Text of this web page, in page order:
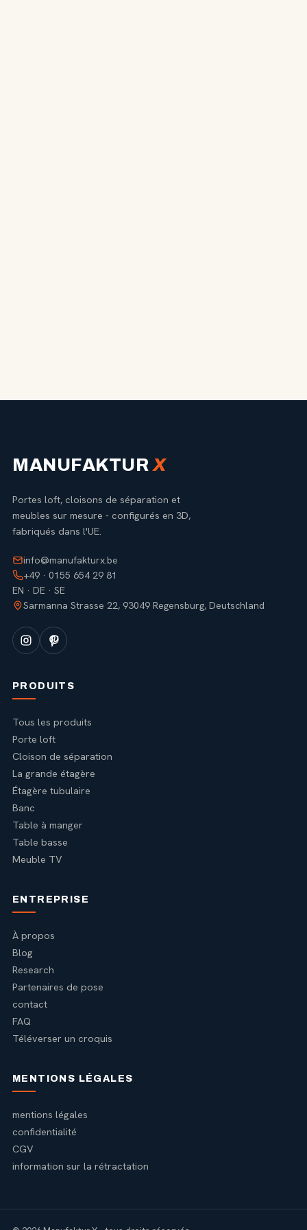
MANUFAKTUR X
Portes loft, cloisons de séparation et
meubles sur mesure - configurés en 3D,
fabriqués dans l'UE.
info@manufakturx.be
+49 · 0155 654 29 81
EN · DE · SE
Sarmanna Strasse 22, 93049 Regensburg, Deutschland
PRODUITS
Tous les produits
Porte loft
Cloison de séparation
La grande étagère
Étagère tubulaire
Banc
Table à manger
Table basse
Meuble TV
ENTREPRISE
À propos
Blog
Research
Partenaires de pose
contact
FAQ
Téléverser un croquis
MENTIONS LÉGALES
mentions légales
confidentialité
CGV
information sur la rétractation